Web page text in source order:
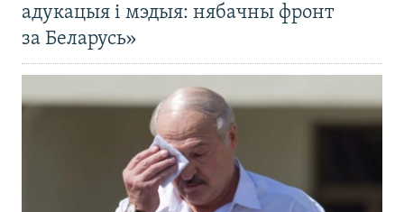
адукацыя і мэдыя: нябачны фронт
за Беларусь»